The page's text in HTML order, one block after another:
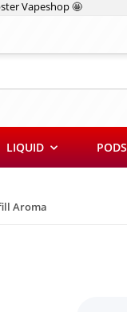
Vapeshop 🤩
LIQUID PODS
Aroma